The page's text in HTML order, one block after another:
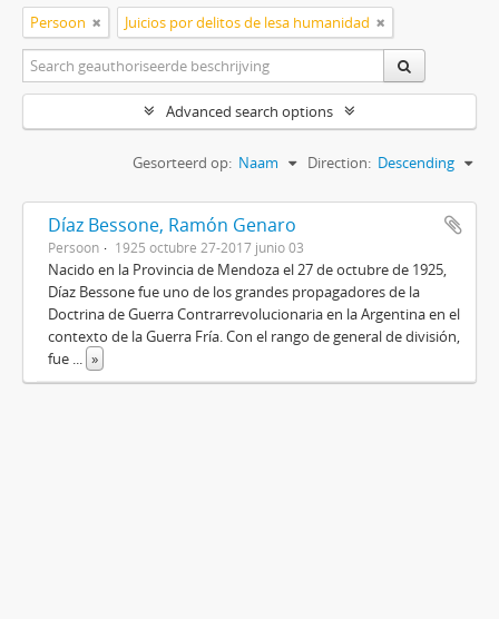
Persoon Juicios por delitos de lesa humanidad
Advanced search options
Gesorteerd op: Naam Direction: Descending
Díaz Bessone, Ramón Genaro
Persoon 1925 octubre 27-2017 junio 03
Nacido en la Provincia de Mendoza el 27 de octubre de 1925,
Díaz Bessone fue uno de los grandes propagadores de la
Doctrina de Guerra Contrarrevolucionaria en la Argentina en el
contexto de la Guerra Fría. Con el rango de general de división,
fue ... »